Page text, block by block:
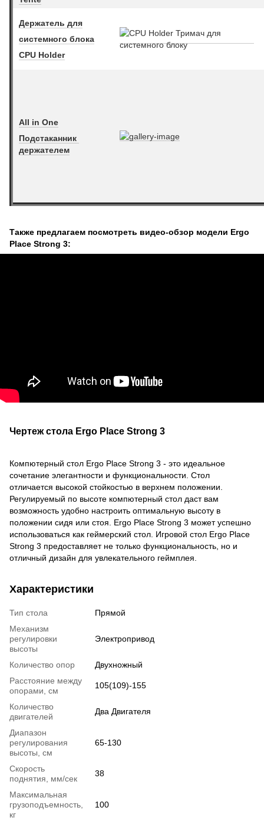
Держатель для
системного блока
CPU Holder
All in One
Подстаканник
держателем
Также предлагаем посмотреть видео-обзор модели Ergo
Place Strong 3:
Чертеж стола Ergo Place Strong 3
Компютерный стол Ergo Place Strong 3 - это идеальное
сочетание элегантности и функциональности. Стол
отличается высокой стойкостью в верхнем положении.
Регулируемый по высоте компютерный стол даст вам
возможность удобно настроить оптимальную высоту в
положении сидя или стоя. Ergo Place Strong 3 может успешно
использоваться как геймерский стол. Игровой стол Ergo Place
Strong 3 предоставляет не только функциональность, но и
отличный дизайн для увлекательного геймплея.
Характеристики
Тип стола
Прямой
Механизм
регулировки
высоты
Электропривод
Количество опор
Двухножный
Расстояние между
опорами, см
105(109)-155
Количество
двигателей
Два Двигателя
Диапазон
регулирования
высоты, см
65-130
Скорость
поднятия, мм/сек
38
Максимальная
грузоподъемность,
кг
100